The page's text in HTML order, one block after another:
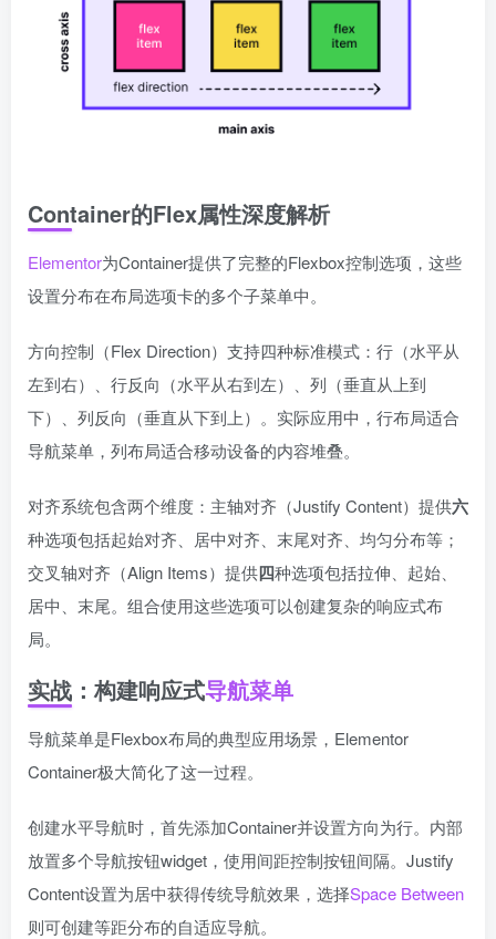
Container的Flex属性深度解析
Elementor为Container提供了完整的Flexbox控制选项，这些
设置分布在布局选项卡的多个子菜单中。
方向控制（Flex Direction）支持四种标准模式：行（水平从
左到右）、行反向（水平从右到左）、列（垂直从上到
下）、列反向（垂直从下到上）。实际应用中，行布局适合
导航菜单，列布局适合移动设备的内容堆叠。
对齐系统包含两个维度：主轴对齐（Justify Content）提供六
种选项包括起始对齐、居中对齐、末尾对齐、均匀分布等；
交叉轴对齐（Align Items）提供四种选项包括拉伸、起始、
居中、末尾。组合使用这些选项可以创建复杂的响应式布
局。
实战：构建响应式导航菜单
导航菜单是Flexbox布局的典型应用场景，Elementor
Container极大简化了这一过程。
创建水平导航时，首先添加Container并设置方向为行。内部
放置多个导航按钮widget，使用间距控制按钮间隔。Justify
Content设置为居中获得传统导航效果，选择Space Between
则可创建等距分布的自适应导航。